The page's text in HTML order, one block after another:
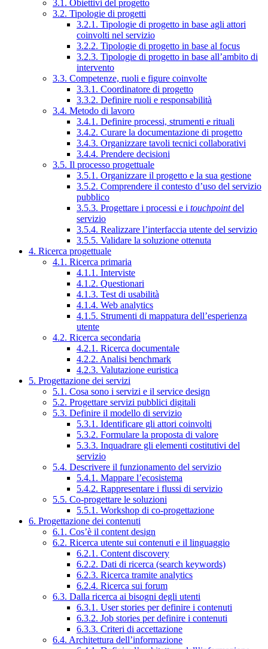
3.1. Obiettivi del progetto
3.2. Tipologie di progetti
3.2.1. Tipologie di progetto in base agli attori
coinvolti nel servizio
3.2.2. Tipologie di progetto in base al focus
3.2.3. Tipologie di progetto in base all’ambito di
intervento
3.3. Competenze, ruoli e figure coinvolte
3.3.1. Coordinatore di progetto
3.3.2. Definire ruoli e responsabilità
3.4. Metodo di lavoro
3.4.1. Definire processi, strumenti e rituali
3.4.2. Curare la documentazione di progetto
3.4.3. Organizzare tavoli tecnici collaborativi
3.4.4. Prendere decisioni
3.5. Il processo progettuale
3.5.1. Organizzare il progetto e la sua gestione
3.5.2. Comprendere il contesto d’uso del servizio
pubblico
3.5.3. Progettare i processi e i touchpointdel
servizio
3.5.4. Realizzare l’interfaccia utente del servizio
3.5.5. Validare la soluzione ottenuta
4. Ricerca progettuale
4.1. Ricerca primaria
4.1.1. Interviste
4.1.2. Questionari
4.1.3. Test di usabilità
4.1.4. Web analytics
4.1.5. Strumenti di mappatura dell’esperienza
utente
4.2. Ricerca secondaria
4.2.1. Ricerca documentale
4.2.2. Analisi benchmark
4.2.3. Valutazione euristica
5. Progettazione dei servizi
5.1. Cosa sono i servizi e il service design
5.2. Progettare servizi pubblici digitali
5.3. Definire il modello di servizio
5.3.1. Identificare gli attori coinvolti
5.3.2. Formulare la proposta di valore
5.3.3. Inquadrare gli elementi costitutivi del
servizio
5.4. Descrivere il funzionamento del servizio
5.4.1. Mappare l’ecosistema
5.4.2. Rappresentare i flussi di servizio
5.5. Co-progettare le soluzioni
5.5.1. Workshop di co-progettazione
6. Progettazione dei contenuti
6.1. Cos’è il content design
6.2. Ricerca utente sui contenuti e il linguaggio
6.2.1. Content discovery
6.2.2. Dati di ricerca (search keywords)
6.2.3. Ricerca tramite analytics
6.2.4. Ricerca sui forum
6.3. Dalla ricerca ai bisogni degli utenti
6.3.1. User stories per definire i contenuti
6.3.2. Job stories per definire i contenuti
6.3.3. Criteri di accettazione
6.4. Architettura dell’informazione